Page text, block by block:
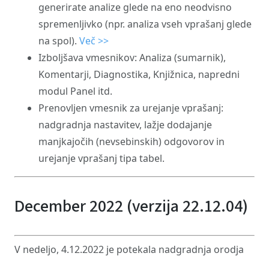
generirate analize glede na eno neodvisno
spremenljivko (npr. analiza vseh vprašanj glede
na spol). Več >>
Izboljšava vmesnikov: Analiza (sumarnik),
Komentarji, Diagnostika, Knjižnica, napredni
modul Panel itd.
Prenovljen vmesnik za urejanje vprašanj:
nadgradnja nastavitev, lažje dodajanje
manjkajočih (nevsebinskih) odgovorov in
urejanje vprašanj tipa tabel.
December 2022 (verzija 22.12.04)
V nedeljo, 4.12.2022 je potekala nadgradnja orodja